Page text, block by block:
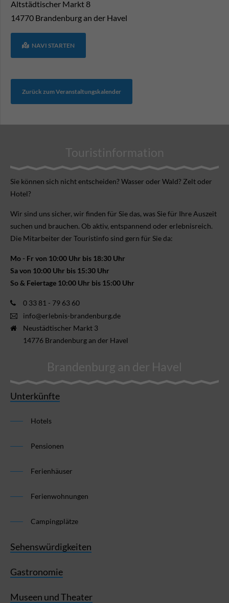
Altstädtischer Markt 8
14770 Brandenburg an der Havel
NAVI STARTEN
Zurück zum Veranstaltungskalender
Touristinformation
Sie können sich nicht ent­scheiden? Wasser oder Wald? Zelt oder
Hotel?
Wir sind uns sicher, wir finden für Sie das, was Sie für Ihre Aus­zeit
suchen und brauchen. Ob aktiv, ent­spannend oder erlebnis­reich.
Die Mitarbeiter der Touristinfo sind gern für Sie da:
Mo - Fr von 10:00 Uhr bis 18:30 Uhr
Sa von 10:00 Uhr bis 15:30 Uhr
So & Feiertage 10:00 Uhr bis 15:00 Uhr
0 33 81 - 79 63 60
info@erlebnis-brandenburg.de
Neustädtischer Markt 3
14776 Brandenburg an der Havel
Brandenburg an der Havel
Unterkünfte
Hotels
Pensionen
Ferienhäuser
Ferienwohnungen
Campingplätze
Sehenswürdigkeiten
Gastronomie
Museen und Theater